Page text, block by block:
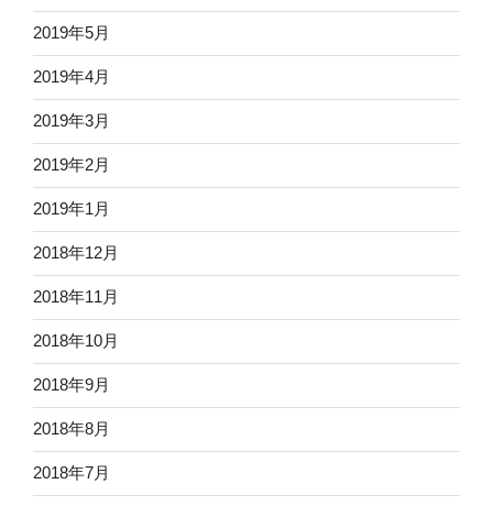
2019年5月
2019年4月
2019年3月
2019年2月
2019年1月
2018年12月
2018年11月
2018年10月
2018年9月
2018年8月
2018年7月